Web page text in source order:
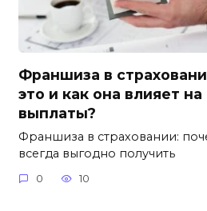
Франшиза в
это и как она влияет на
выплаты?
Франшиза в страховании:
всегда выгодно получить
0 10